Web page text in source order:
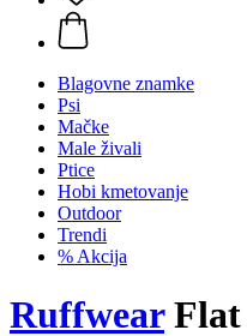
Blagovne znamke
Psi
Mačke
Male živali
Ptice
Hobi kmetovanje
Outdoor
Trendi
% Akcija
RuffwearFlat